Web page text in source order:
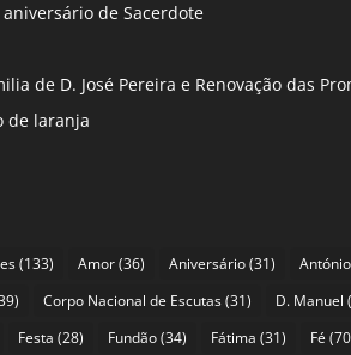
de Sacerdote
de D. José Pereira e Renovação das
de laranja
(133) Amor(36) Aniversário(31)
Corpo Nacional de Escutas(31) D. Manuel
Festa (28) Fundão(34) Fátima (31) Fé